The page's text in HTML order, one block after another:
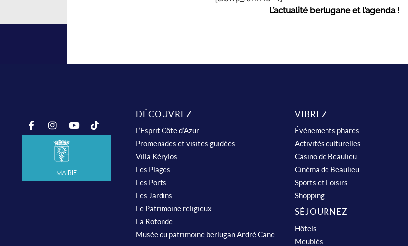
L’actualité berlugane et l’agenda !
Mairie
DÉCOUVREZ
L’Esprit Côte d’Azur
Promenades et visites guidées
Villa Kérylos
Les Plages
Les Ports
Les Jardins
Le Patrimoine religieux
La Rotonde
Musée du patrimoine berlugan André Cane
VIBREZ
Événements phares
Activités culturelles
Casino de Beaulieu
Cinéma de Beaulieu
Sports et Loisirs
Shopping
SÉJOURNEZ
Hôtels
Meublés